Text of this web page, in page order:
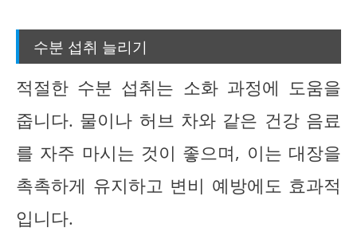
수분 섭취 늘리기
적절한 수분 섭취는 소화 과정에 도움을
줍니다. 물이나 허브 차와 같은 건강 음료
를 자주 마시는 것이 좋으며, 이는 대장을
촉촉하게 유지하고 변비 예방에도 효과적
입니다.